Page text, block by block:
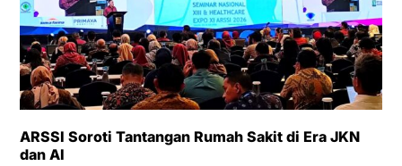
ARSSI Soroti Tantangan Rumah Sakit di Era JKN
dan AI